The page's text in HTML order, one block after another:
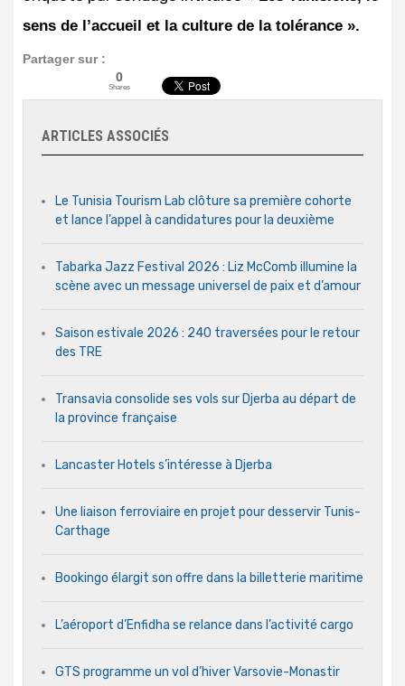
sens de l’accueil et la culture de la tolérance ».
Partager sur :
0
Shares
ARTICLES ASSOCIÉS
Le Tunisia Tourism Lab clôture sa première cohorte
et lance l’appel à candidatures pour la deuxième
Tabarka Jazz Festival 2026 : Liz McComb illumine la
scène avec un message universel de paix et d’amour
Saison estivale 2026 : 240 traversées pour le retour
des TRE
Transavia consolide ses vols sur Djerba au départ de
la province française
Lancaster Hotels s’intéresse à Djerba
Une liaison ferroviaire en projet pour desservir Tunis-
Carthage
Bookingo élargit son offre dans la billetterie maritime
L’aéroport d’Enfidha se relance dans l’activité cargo
GTS programme un vol d’hiver Varsovie-Monastir